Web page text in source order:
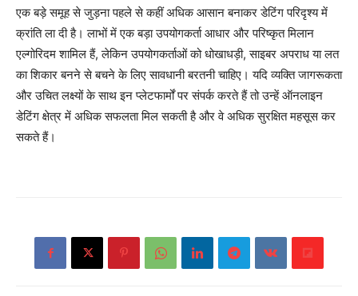
एक बड़े समूह से जुड़ना पहले से कहीं अधिक आसान बनाकर डेटिंग परिदृश्य में
क्रांति ला दी है। लाभों में एक बड़ा उपयोगकर्ता आधार और परिष्कृत मिलान
एल्गोरिदम शामिल हैं, लेकिन उपयोगकर्ताओं को धोखाधड़ी, साइबर अपराध या लत
का शिकार बनने से बचने के लिए सावधानी बरतनी चाहिए। यदि व्यक्ति जागरूकता
और उचित लक्ष्यों के साथ इन प्लेटफार्मों पर संपर्क करते हैं तो उन्हें ऑनलाइन
डेटिंग क्षेत्र में अधिक सफलता मिल सकती है और वे अधिक सुरक्षित महसूस कर
सकते हैं।